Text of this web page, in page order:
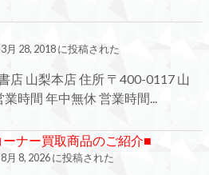
3月 28, 2018 に投稿された
店 山梨本店 住所 〒400-0117 山
時間 年中無休 営業時間...
ナー買取商品のご紹介■
8月 8, 2026 に投稿された